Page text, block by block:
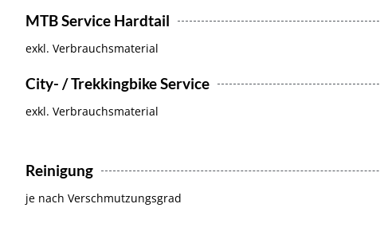
MTB Service Hardtail
exkl. Verbrauchsmaterial
City- / Trekkingbike Service
exkl. Verbrauchsmaterial
Reinigung
je nach Verschmutzungsgrad